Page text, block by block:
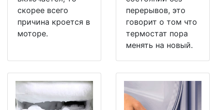
скорее всего
причина кроется в
моторе.
перерывов, это
говорит о том что
термостат пора
менять на новый.